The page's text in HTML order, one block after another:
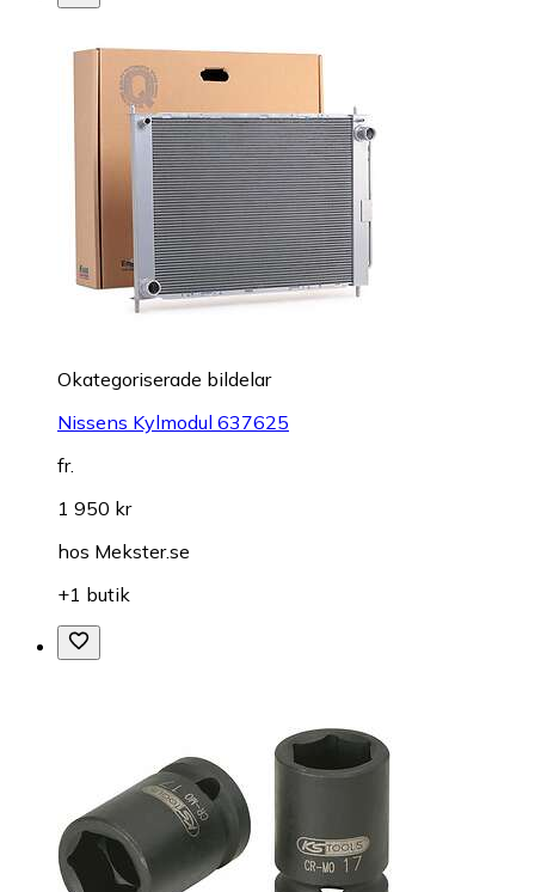
Okategoriserade bildelar
Nissens Kylmodul 637625
fr.
1 950 kr
hos Mekster.se
+1 butik